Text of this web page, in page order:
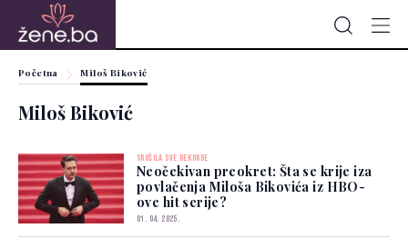
Početna Miloš Biković
Miloš Biković
SRUŠILA SVE REKORDE
Neočekivan preokret: Šta se krije iza
povlačenja Miloša Bikovića iz HBO-
ove hit serije?
01. 04. 2025.